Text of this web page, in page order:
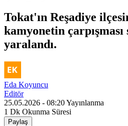
Tokat'ın Reşadiye
kamyonetin
yaralandı.
Eda Koyuncu
Editör
25.05.2026 - 08:20Yayınlanma
1 Dk Okunma Süresi
Paylaş